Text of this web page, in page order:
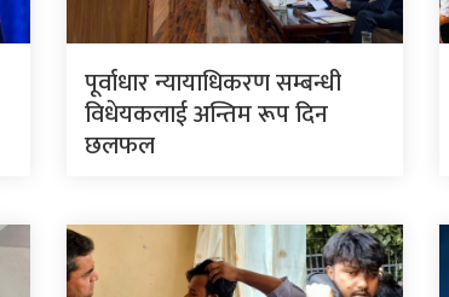
पूर्वाधार न्यायाधिकरण सम्बन्धी
विधेयकलाई अन्तिम रूप दिन
छलफल